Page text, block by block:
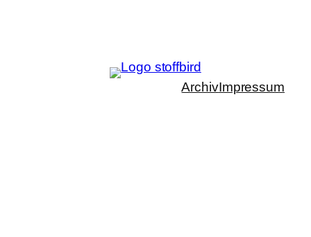
ArchivImpressum